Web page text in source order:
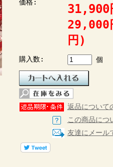
価格:
31,900
29,000
円)
購入数: 個
返品について
この商品につ
友達にメール